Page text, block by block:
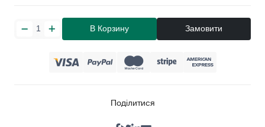
В Корзину Замовити
Поділитися